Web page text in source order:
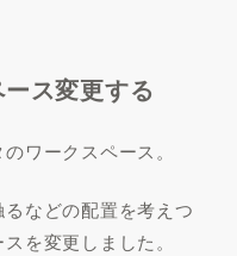
ス変更する
ワークスペース。
などの配置を考えつ
を変更しました。